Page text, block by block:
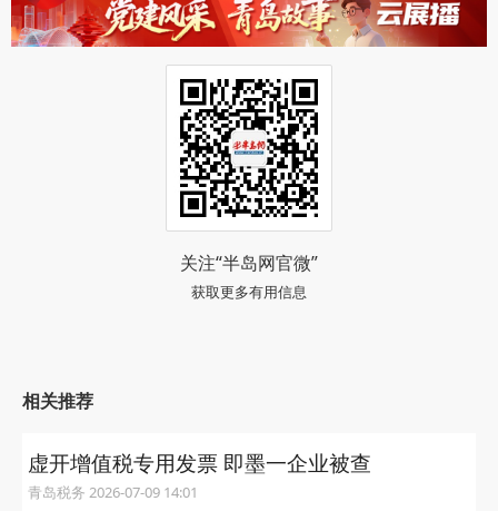
关注“半岛网官微”
获取更多有用信息
相关推荐
虚开增值税专用发票 即墨一企业被查
青岛税务 2026-07-09 14:01